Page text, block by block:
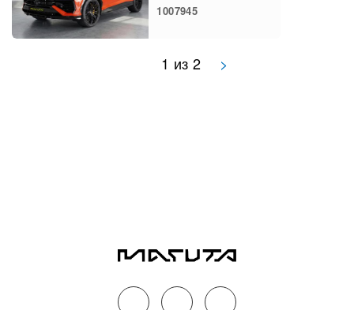
1007945
1 из 2 >